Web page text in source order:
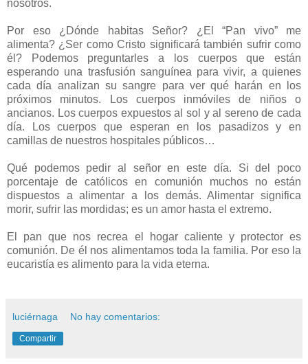
nosotros.
Por eso ¿Dónde habitas Señor? ¿El “Pan vivo” me
alimenta? ¿Ser como Cristo significará también sufrir como
él? Podemos preguntarles a los cuerpos que están
esperando una trasfusión sanguínea para vivir, a quienes
cada día analizan su sangre para ver qué harán en los
próximos minutos. Los cuerpos inmóviles de niños o
ancianos. Los cuerpos expuestos al sol y al sereno de cada
día. Los cuerpos que esperan en los pasadizos y en
camillas de nuestros hospitales públicos…
Qué podemos pedir al señor en este día. Si del poco
porcentaje de católicos en comunión muchos no están
dispuestos a alimentar a los demás. Alimentar significa
morir, sufrir las mordidas; es un amor hasta el extremo.
El pan que nos recrea el hogar caliente y protector es
comunión. De él nos alimentamos toda la familia. Por eso la
eucaristía es alimento para la vida eterna.
luciérnaga No hay comentarios:
Compartir